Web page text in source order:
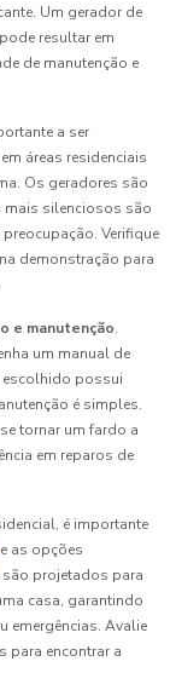
Um gerador de
resultar em
de manutenção e
a ser
áreas residenciais
Os geradores são
mais silenciosos são
Verifique
demonstração para
e manutenção.
um manual de
escolhido possui
é simples.
tornar um fardo a
em reparos de
é importante
e as opções
projetados para
casa, garantindo
emergências. Avalie
para encontrar a